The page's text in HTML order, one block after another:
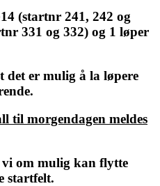
(startnr 241, 242 og
331 og 332) og 1 løper
det er mulig å la løpere
til morgendagen meldes
om mulig kan flytte
startfelt.